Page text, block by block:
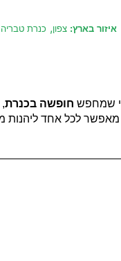
איזור בארץ:צפון, כנרת
שמחפש חופשה בכנרת
מאפשר לכל אחד ליהנות